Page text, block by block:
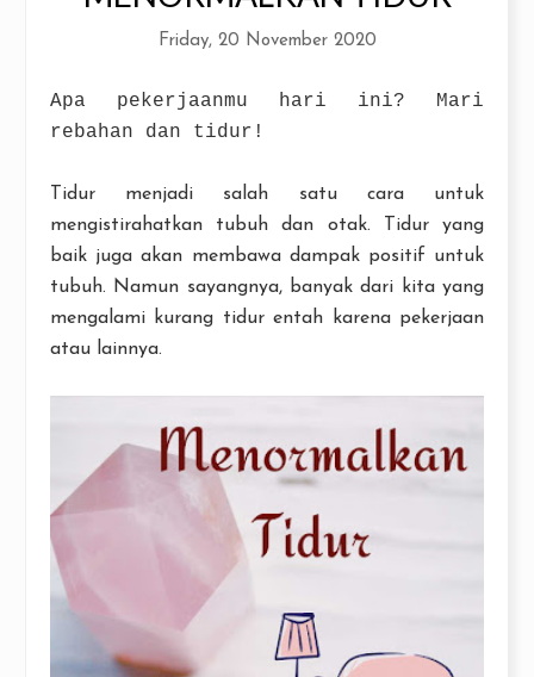
Friday, 20 November 2020
Apa pekerjaanmu hari ini? Mari
rebahan dan tidur!
Tidur menjadi salah satu cara untuk
mengistirahatkan tubuh dan otak. Tidur yang
baik juga akan membawa dampak positif untuk
tubuh. Namun sayangnya, banyak dari kita yang
mengalami kurang tidur entah karena pekerjaan
atau lainnya.